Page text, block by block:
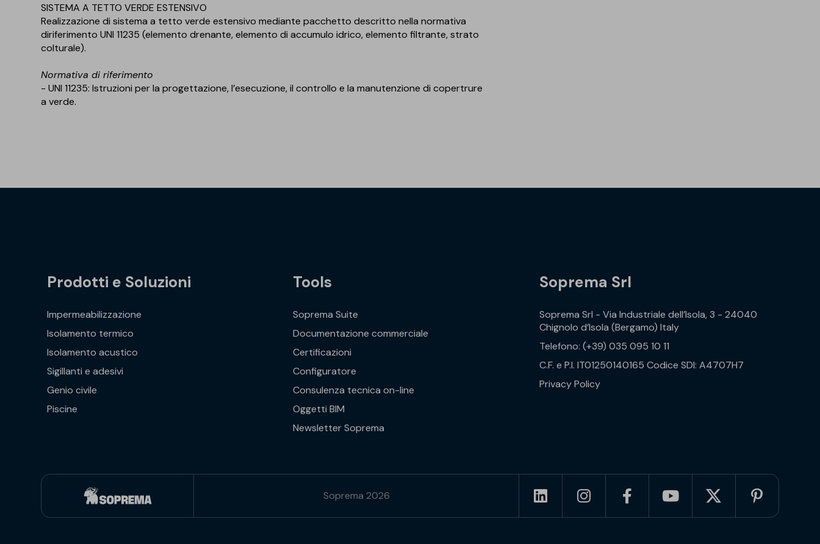
SISTEMA A TETTO VERDE ESTENSIVO
Realizzazione di sistema a tetto verde estensivo mediante pacchetto descritto nella normativa
diriferimento UNI 11235 (elemento drenante, elemento di accumulo idrico, elemento filtrante, strato
colturale).
Normativa di riferimento
- UNI 11235: Istruzioni per la progettazione, l’esecuzione, il controllo e la manutenzione di copertrure
a verde.
Prodotti e Soluzioni
Impermeabilizzazione
Isolamento termico
Isolamento acustico
Sigillanti e adesivi
Genio civile
Piscine
Tools
Soprema Suite
Documentazione commerciale
Certificazioni
Configuratore
Consulenza tecnica on-line
Oggetti BIM
Newsletter Soprema
Soprema Srl
Soprema Srl - Via Industriale dell’Isola, 3 - 24040
Chignolo d’Isola (Bergamo) Italy
Telefono: (+39) 035 095 10 11
C.F. e P.I. IT01250140165 Codice SDI: A4707H7
Privacy Policy
Soprema 2026